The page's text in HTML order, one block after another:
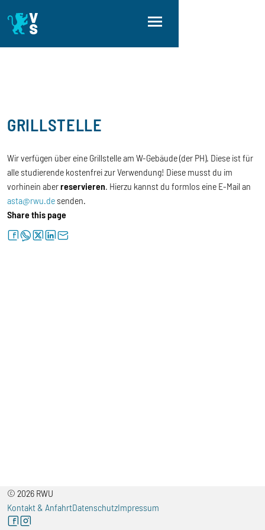
GRILLSTELLE
Wir verfügen über eine Grillstelle am W-Gebäude (der PH). Diese ist für
alle studierende kostenfrei zur Verwendung! Diese musst du im
vorhinein aberreservieren. Hierzu kannst du formlos eine E-Mail an
asta@rwu.de senden.
Share this page
facebookwhatsapptwitterlinkedinletter
© 2026 RWU
Kontakt & AnfahrtDatenschutzImpressum
facebookinstagram